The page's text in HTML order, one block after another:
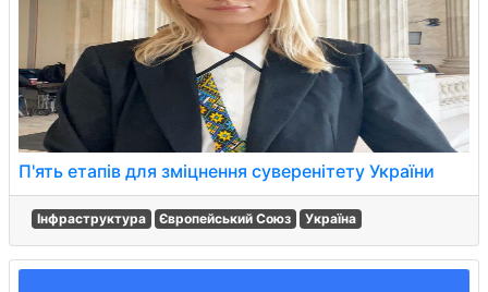
П'ять етапів для зміцнення суверенітету України
Інфраструктура Європейський Союз Україна